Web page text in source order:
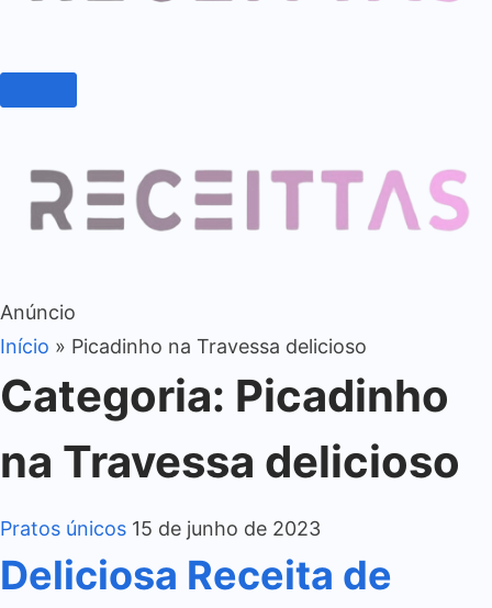
Anúncio
Início » Picadinho na Travessa delicioso
Categoria: Picadinho
na Travessa delicioso
Pratos únicos 15 de junho de 2023
Deliciosa Receita de